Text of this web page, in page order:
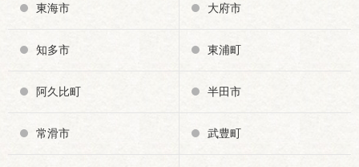
東海市 大府市
知多市 東浦町
阿久比町 半田市
常滑市 武豊町